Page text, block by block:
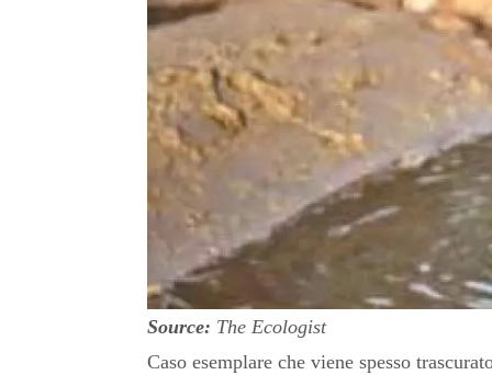
Source: The Ecologist
Caso esemplare che viene spesso